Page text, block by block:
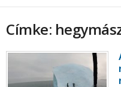
Címke: